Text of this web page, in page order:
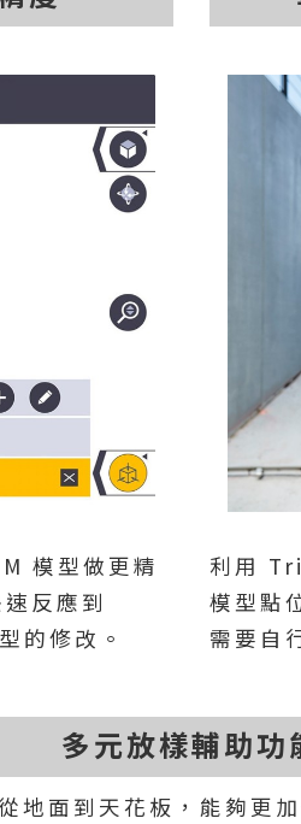
模型做更精
反應到
修改。
利用
模型點
需要自
多元放樣輔助功
地面到天花板，能夠更